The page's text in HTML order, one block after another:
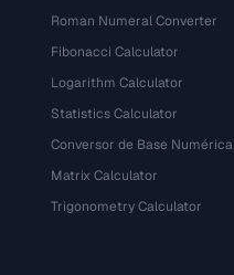
Roman Numeral Converter
Fibonacci Calculator
Logarithm Calculator
Statistics Calculator
Conversor de Base Numérica
Matrix Calculator
Trigonometry Calculator